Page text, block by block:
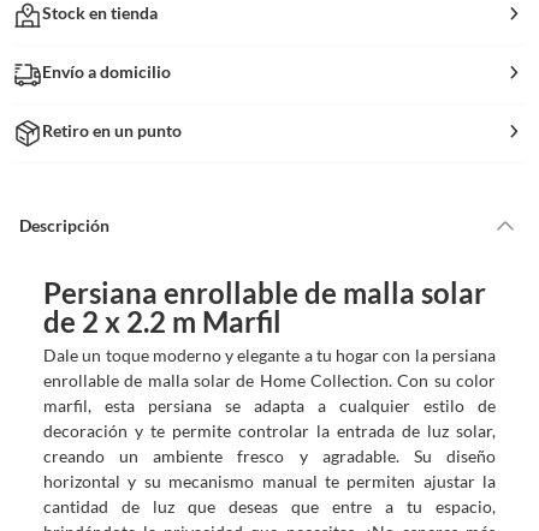
Stock en tienda
Envío a domicilio
Retiro en un punto
Descripción
Persiana enrollable de malla solar
de 2 x 2.2 m Marfil
Dale un toque moderno y elegante a tu hogar con la persiana
enrollable de malla solar de Home Collection. Con su color
marfil, esta persiana se adapta a cualquier estilo de
decoración y te permite controlar la entrada de luz solar,
creando un ambiente fresco y agradable. Su diseño
horizontal y su mecanismo manual te permiten ajustar la
cantidad de luz que deseas que entre a tu espacio,